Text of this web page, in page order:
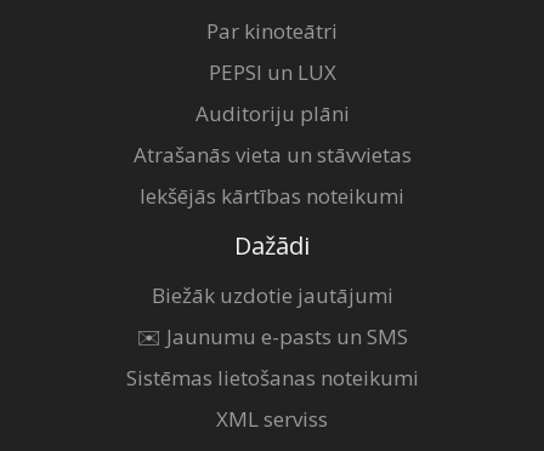
Par kinoteātri
PEPSI un LUX
Auditoriju plāni
Atrašanās vieta un stāvvietas
Iekšējās kārtības noteikumi
Dažādi
Biežāk uzdotie jautājumi
✉️ Jaunumu e-pasts un SMS
Sistēmas lietošanas noteikumi
XML serviss